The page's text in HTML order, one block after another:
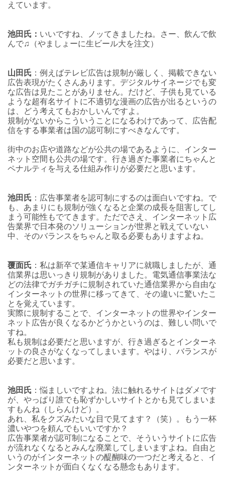
えています。
池田氏： いいですね、ノッてきましたね。さー、飲んで飲
んで♫（やましょーに生ビール大を注文）
山田氏 ：例えばテレビ広告は規制が厳しく、掲載できない
広告表現がたくさんあります。デジタルサイネージでも変
な広告は見たことがありません。だけど、子供も見ている
ような超有名サイトに不適切な漫画の広告が出るというの
は、どう考えてもおかしいんですよ。
規制がないからこういうことになるわけであって、広告配
信をする事業者は国の認可制にすべきなんです。
街中のお店や道路などが公共の場であるように、インター
ネット空間も公共の場です。行き過ぎた事業者にちゃんと
ペナルティを与える仕組み作りが必要だと思います。
池田氏 ：広告事業者を認可制にするのは面白いですね。で
も、あまりにも規制が強くなると企業の成長を阻害してし
まう可能性もでてきます。ただでさえ、インターネット広
告業界で日本発のソリューションが世界と戦えていない
中、そのバランスをちゃんと取る必要もありますよね。
覆面氏 ：私は新卒で某通信キャリアに就職しましたが、通
信業界は思いっきり規制がありました。電気通信事業法な
どの法律でガチガチに規制されていた通信業界から自由な
インターネットの世界に移ってきて、その違いに驚いたこ
とを覚えています。
実際に規制することで、インターネットの世界やインター
ネット広告が良くなるかどうかというのは、難しい問いで
すね。
私も規制は必要だと思いますが、行き過ぎるとインターネ
ットの良さがなくなってしまいます。やはり、バランスが
必要だと思います。
池田氏 ：悩ましいですよね。法に触れるサイトはダメです
が、やっぱり誰でも恥ずかしいサイトとかも見てしまいま
すもんね（しらんけど）。
あれ、私をクズみたいな目で見てます？（笑）。もう一杯
濃いやつを頼んでもいいですか？
広告事業者が認可制になることで、そういうサイトに広告
が流れなくなるとみんな廃業してしまいますよね。自由と
いうのがインターネットの醍醐味の一つだと考えると、イ
ンターネットが面白くなくなる懸念もあります。